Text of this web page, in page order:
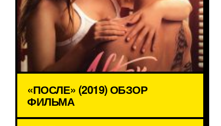
«ПОСЛЕ» (2019) ОБЗОР
ФИЛЬМА